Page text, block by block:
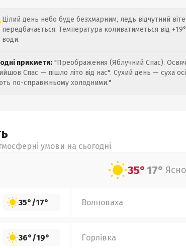
Цілий день небо буде безхмарним, ледь відчутний
передбачається. Температура коливатиметься від
води.
прикмети: "Преображення (Яблучний Спас).
Спас — пішло літо від нас". Сухий день — суха
по-справжньому холодними."
умови на сьогодні
35°17° Ясно
35°/17° Волноваха
36°/19° Горлівка